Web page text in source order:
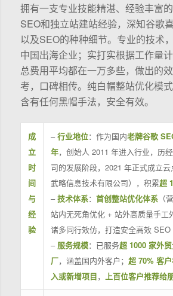
拥有一支专业技能精湛、经验丰富
SEO和独立站建站经验，深知谷歌
以及SEO的种种细节。专业的技术
中国出海企业；实打实根据工作量
总费用平均都在一万多些，做出的
考，口碑相传。纯白帽整站优化模
含有任何黑帽手法，安全有效。
成
立
时
间
与
经
验
–行业地位：作为国内老牌谷歌
年，创始人 2011 年进入行业，历
司的发展阶段，2021 年正式成立
武略信息技术有限公司），积累超
–技术体系： 首创整站优化体系（
站内无死角优化 + 站外高质量手工
诸多同行效仿，打造安全高效 SEO
– 服务规模：已服务超 1000 家外
厂，涵盖国内外客户； 超 70% 客
入或新增项目， 上百位客户推荐给